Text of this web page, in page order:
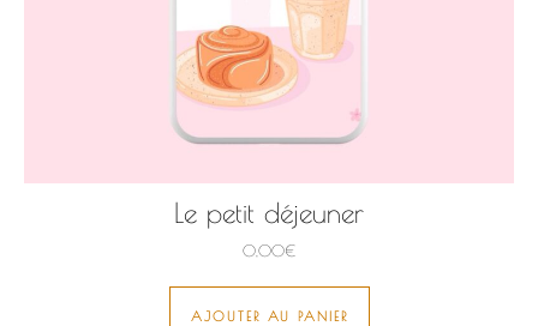
Le petit déjeuner
0,00€
AJOUTER AU PANIER